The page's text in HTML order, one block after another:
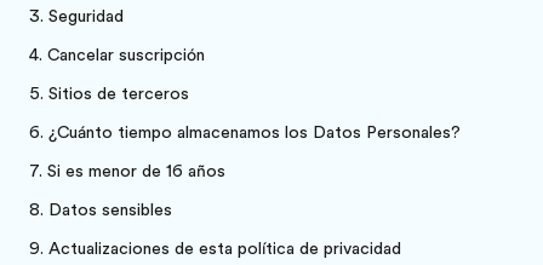
Sobre nosotros
Quiénes somos
Trabajos
Únete al equipo
Seguridad
Cancelar suscripción
Sitios de terceros
¿Cuánto tiempo almacenamos los Datos Personales?
Si es menor de 16 años
Datos sensibles
Actualizaciones de esta política de privacidad